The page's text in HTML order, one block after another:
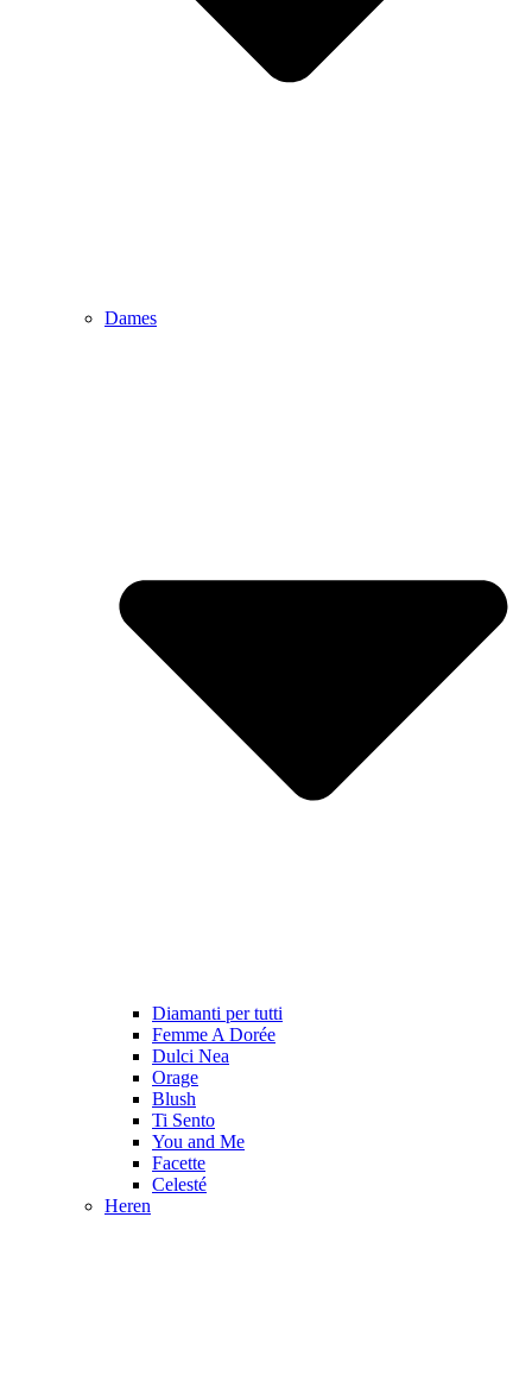
Dames
Diamanti per tutti
Femme A Dorée
Dulci Nea
Orage
Blush
Ti Sento
You and Me
Facette
Celesté
Heren